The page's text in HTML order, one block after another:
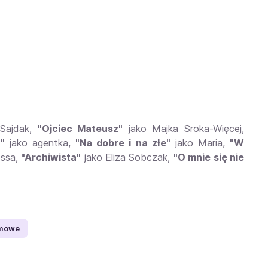
"Ojciec Mateusz" jako Majka Sroka-Więcej,
jako agentka, "Na dobre i na złe" jako Maria, "W
"Archiwista" jako Eliza Sobczak, "O mnie się nie